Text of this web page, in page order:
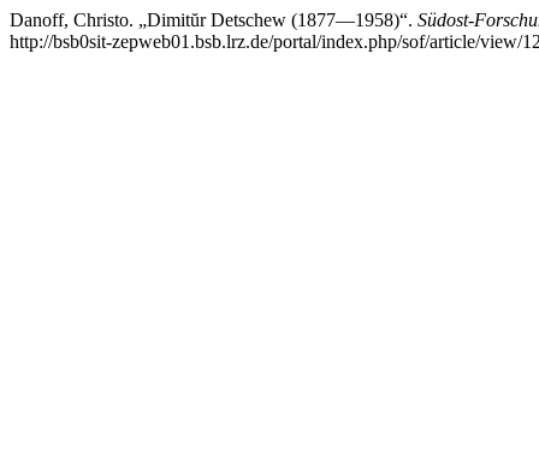
Danoff, Christo. „Dimitŭr Detschew (1877—1958)“. Südost-
http://bsb0sit-zepweb01.bsb.lrz.de/portal/index.php/sof/article/view/